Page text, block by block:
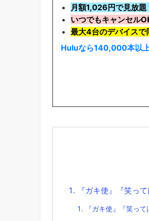
月額1,026円で見放題
いつでもキャンセル
最大4台のデバイスで
Huluなら140,000本以
『ガキ使』『笑っ
『ガキ使』『笑っ